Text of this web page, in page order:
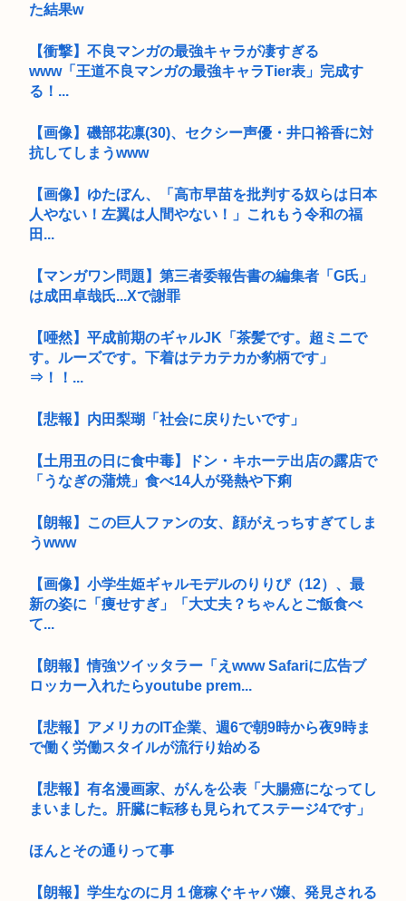
た結果w
【衝撃】不良マンガの最強キャラが凄すぎる
www「王道不良マンガの最強キャラTier表」完成す
る！...
【画像】磯部花凛(30)、セクシー声優・井口裕香に対
抗してしまうwww
【画像】ゆたぼん、「高市早苗を批判する奴らは日本
人やない！左翼は人間やない！」これもう令和の福
田...
【マンガワン問題】第三者委報告書の編集者「G氏」
は成田卓哉氏...Xで謝罪
【唖然】平成前期のギャルJK「茶髪です。超ミニで
す。ルーズです。下着はテカテカか豹柄です」
⇒！！...
【悲報】内田梨瑚「社会に戻りたいです」
【土用丑の日に食中毒】ドン・キホーテ出店の露店で
「うなぎの蒲焼」食べ14人が発熱や下痢
【朗報】この巨人ファンの女、顔がえっちすぎてしま
うwww
【画像】小学生姫ギャルモデルのりりぴ（12）、最
新の姿に「痩せすぎ」「大丈夫？ちゃんとご飯食べ
て...
【朗報】情強ツイッタラー「えwww Safariに広告ブ
ロッカー入れたらyoutube prem...
【悲報】アメリカのIT企業、週6で朝9時から夜9時ま
で働く労働スタイルが流行り始める
【悲報】有名漫画家、がんを公表「大腸癌になってし
まいました。肝臓に転移も見られてステージ4です」
ほんとその通りって事
【朗報】学生なのに月１億稼ぐキャバ嬢、発見される